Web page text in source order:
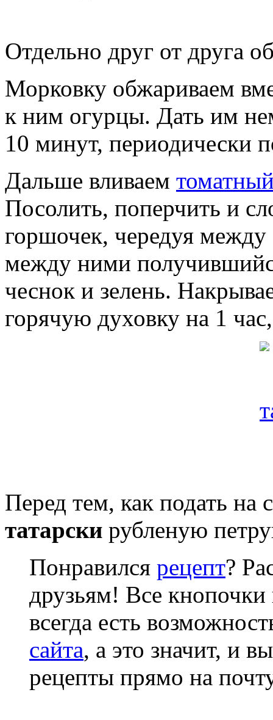
Отдельно друг от друга
Морковку обжариваем
к ним огурцы. Дать им
10 минут, периодически
Дальше вливаем
Посолить, поперчить и
горшочек, чередуя
между ними
чеснок и зелень.
горячую духовку на 1
Перед тем, как подать на
татарски рубленую
Понравился рецепт?
друзьям! Все кнопочки
всегда есть
сайта, а это значит, и
рецепты прямо на